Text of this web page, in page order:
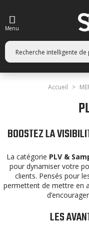
Menu
Accueil
BOOSTEZ LA
La catégorie PLV &
pour dynamiser votre
clients. Pensés pour
permettent de mettre en
LES